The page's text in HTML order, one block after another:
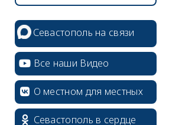
Севастополь на связи
Все наши Видео
О местном для местных
Севастополь в сердце